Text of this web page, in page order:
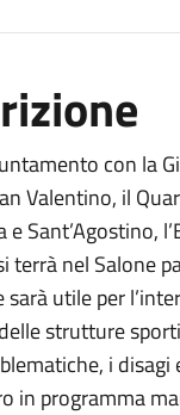
con la
Valentino, il
e Sant’Agostino,
terrà nel Salone
sarà utile per
strutture
i disagi
in programma